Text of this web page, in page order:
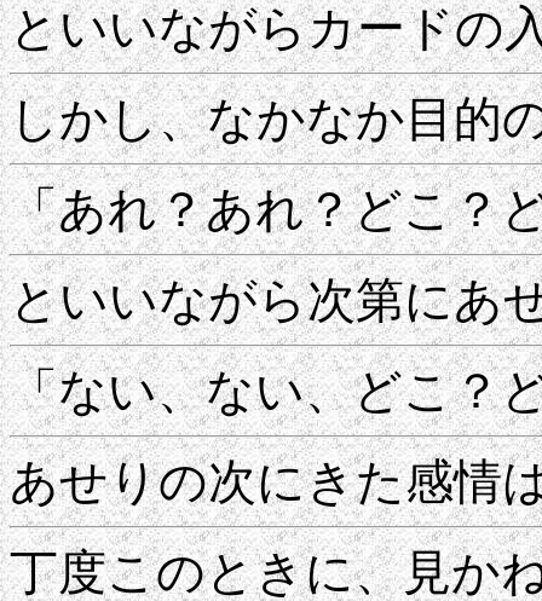
といいながらカードの
しかし、なかなか目的
「あれ？あれ？どこ？
といいながら次第にあ
「ない、ない、どこ？
あせりの次にきた感情
丁度このときに、見か